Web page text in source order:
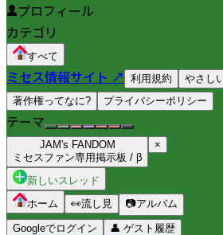
プロフィール
カテゴリ
すべて
ミセス情報サイト ↗ 利用規約 やさし
著作権ってなに?
プライバシーポリシー
テーマ
JAM's FANDOM
ミセスファン専用掲示板 / β
×
新しいスレッド
ホーム
👀流し見 📷アルバム
Googleでログイン 👤 ゲスト履歴